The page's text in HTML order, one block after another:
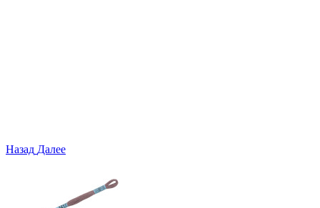
Назад Далее